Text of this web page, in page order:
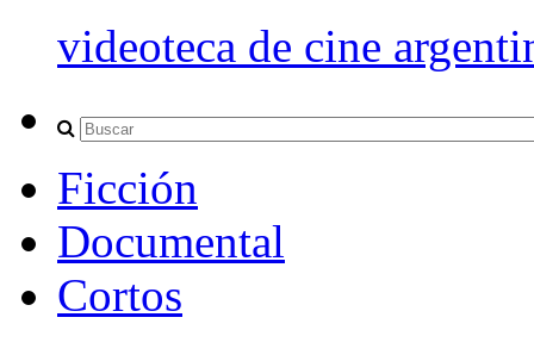
videoteca de cine
Ficción
Documental
Cortos